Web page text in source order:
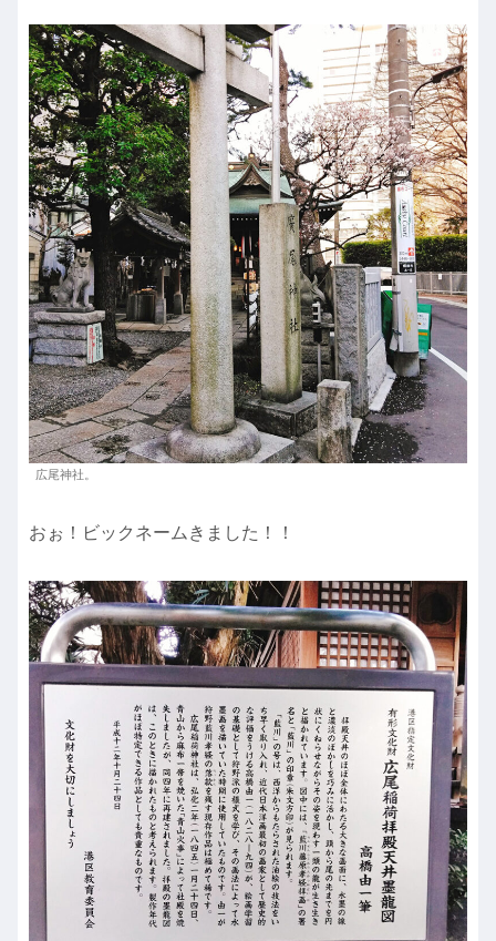
広尾神社。
おぉ！ビックネームきました！！